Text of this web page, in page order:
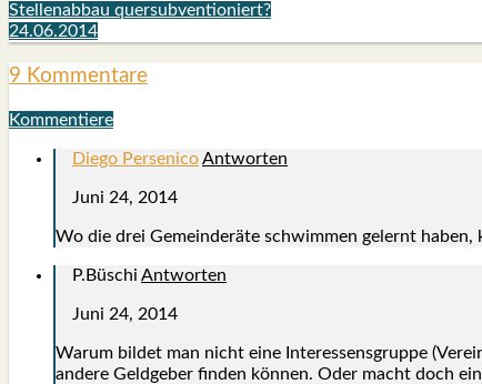
Stellenabbau quersubventioniert?
24.06.2014
9 Kommentare
Kommentiere
Diego PersenicoAntworten
Juni 24, 2014
Wo die drei Gemein­de­rä­te schwim­men gelernt
P.Büschi Antworten
Juni 24, 2014
War­um bil­det man nicht eine Inter­es­sens­grup­pe
ande­re Geld­ge­ber fin­den kön­nen. Oder macht doch